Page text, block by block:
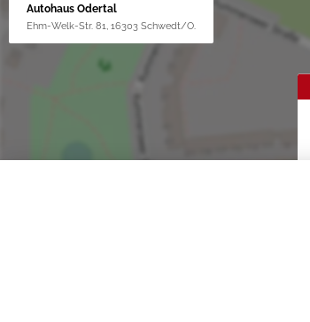
Autohaus Odertal
Ehm-Welk-Str. 81, 16303 Schwedt/O.